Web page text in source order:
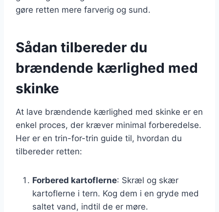
gøre retten mere farverig og sund.
Sådan tilbereder du
brændende kærlighed med
skinke
At lave brændende kærlighed med skinke er en
enkel proces, der kræver minimal forberedelse.
Her er en trin-for-trin guide til, hvordan du
tilbereder retten:
Forbered kartoflerne: Skræl og skær
kartoflerne i tern. Kog dem i en gryde med
saltet vand, indtil de er møre.